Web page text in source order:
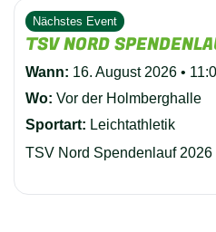
Nächstes Event
TSV NORD
Wann: 16. August 2026 •
Wo: Vor der Holmberghalle
Sportart: Leichtathletik
TSV Nord Spendenlauf 2026